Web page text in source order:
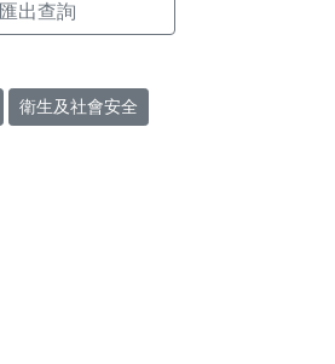
匯出查詢
衛生及社會安全